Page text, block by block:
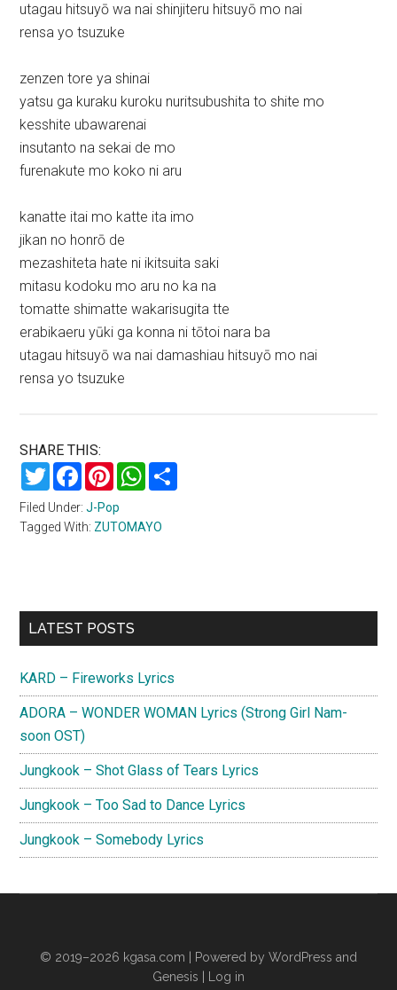
utagau hitsuyō wa nai shinjiteru hitsuyō mo nai
rensa yo tsuzuke
zenzen tore ya shinai
yatsu ga kuraku kuroku nuritsubushita to shite mo
kesshite ubawarenai
insutanto na sekai de mo
furenakute mo koko ni aru
kanatte itai mo katte ita imo
jikan no honrō de
mezashiteta hate ni ikitsuita saki
mitasu kodoku mo aru no ka na
tomatte shimatte wakarisugita tte
erabikaeru yūki ga konna ni tōtoi nara ba
utagau hitsuyō wa nai damashiau hitsuyō mo nai
rensa yo tsuzuke
SHARE THIS:
TwitterFacebookPinterestWhatsApp
Filed Under:J-Pop
Tagged With: ZUTOMAYO
Primary
LATEST POSTS
KARD – Fireworks Lyrics
ADORA – WONDER WOMAN Lyrics (Strong Girl Nam-
soon OST)
Jungkook – Shot Glass of Tears Lyrics
Jungkook – Too Sad to Dance Lyrics
Jungkook – Somebody Lyrics
© 2019–2026 kgasa.com | Powered by WordPress and
Genesis |
Log in